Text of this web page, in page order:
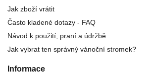
Jak zboží vrátit
Často kladené dotazy - FAQ
Návod k použití, praní a údržbě
Jak vybrat ten správný vánoční stromek?
Informace